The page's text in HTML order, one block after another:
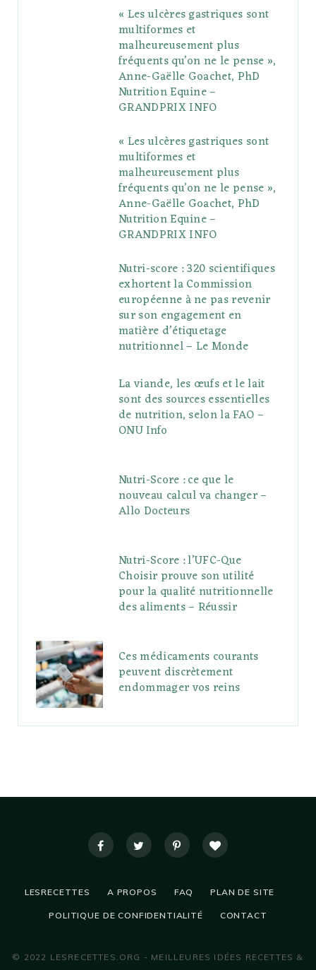
e
P
l
s
g
r
a
m
r
e
s
r
« Les ulcères gastriques sont
multiformes et
malheureusement plus
fréquents qu’on ne le pense »,
Anne-Gaëlle Goachet, PhD
Nutrition Equine –
GRANDPRIX INFO
« Les ulcères gastriques sont
multiformes et
malheureusement plus
fréquents qu’on ne le pense »,
Anne-Gaëlle Goachet, PhD
Nutrition Equine –
GRANDPRIX INFO
Nutri-score : 320 scientifiques
exhortent la Commission
européenne à ne pas revenir
sur son engagement en
matière d’étiquetage
nutritionnel – Le Monde
La viande, les œufs et le lait
sont des sources essentielles
de nutrition, selon la FAO –
ONU Info
Nutri-Score : ce que le
nouveau calcul va changer –
Allo Docteurs
Nutri-Score : l’UFC-Que
Choisir prouve son utilité
pour la qualité nutritionnelle
des aliments – Réussir
Ces médicaments courants
peuvent discrètement
endommager vos reins
LESRECETTES A PROPOS FAQ PLAN DE SITE
POLITIQUE DE CONFIDENTIALITÉ CONTACT
© 2022 LESRECETTES.ORG - MEILLEURES IDÉES RECETTES &